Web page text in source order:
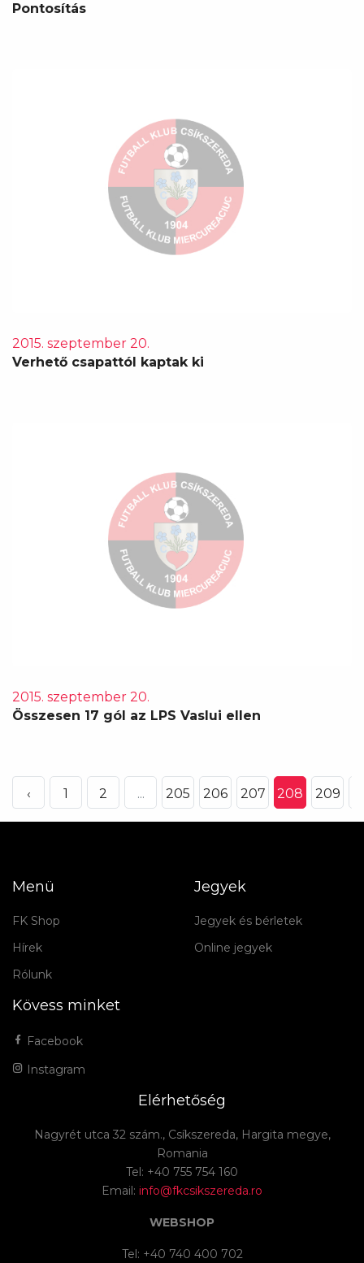
Pontosítás
2015. szeptember 20.
Verhető csapattól kaptak ki
2015. szeptember 20.
Összesen 17 gól az LPS Vaslui ellen
‹ 1 2 ... 205 206 207 208 209
Menü
FK Shop
Hírek
Rólunk
Jegyek
Jegyek és bérletek
Online jegyek
Kövess minket
Facebook
Instagram
Elérhetőség
Nagyrét utca 32 szám., Csíkszereda, Hargita megye,
Romania
Tel: +40 755 754 160
Email: info@fkcsikszereda.ro
WEBSHOP
Tel: +40 740 400 702